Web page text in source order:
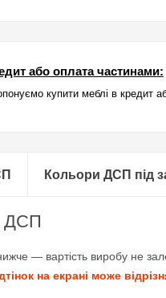
або оплата частинами:
купити меблі в кредит
Кольори ДСП під
ДСП
— вартість виробу не
на екрані може